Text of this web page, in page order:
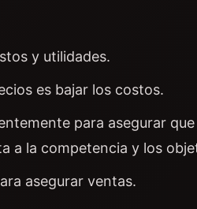
y utilidades.
es bajar los costos.
para asegurar
a la competencia y los
asegurar ventas.